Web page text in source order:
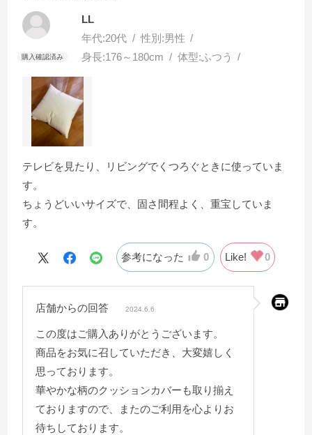
LL
年代:20代 性別:男性
身長:176～180cm 体型:ふつう
テレビを見たり、リビングでくつろぐときに使っていま
す。
ちょうどいいサイズで、固さ間程よく、重宝していま
す。
参考になった 0 Like! 0
店舗からの回答 2024.6.6
この度はご購入ありがとうございます。
商品をお気に召していただき、大変嬉しく
思っております。
華やかな柄のクッションカバーも取り揃え
ておりますので、またのご利用を心よりお
待ちしております。